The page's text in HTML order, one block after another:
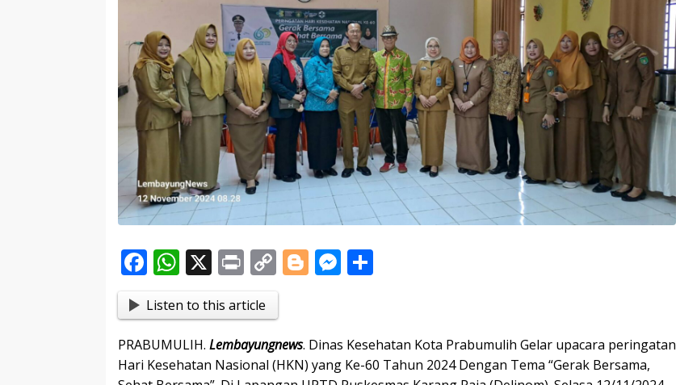
F
e
b
o
W
at
s
A
X Pr
t
C
o
p
y
Li
Bl
g
er
M
e
n
e
Listen to this article
PRABUMULIH. Lembayungnews. Dinas Kesehatan Kota Prabumulih Gelar upacara peringatan
Hari Kesehatan Nasional (HKN) yang Ke-60 Tahun 2024 Dengan Tema “Gerak Bersama,